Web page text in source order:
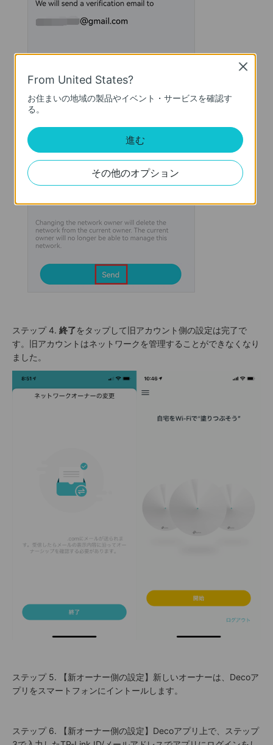
ステップ 4. 終了をタップして旧アカウント側の設定は完了で
す。旧アカウントはネットワークを管理することができなくなり
ました。
ステップ 5. 【新オーナー側の設定】新しいオーナーは、Decoア
プリをスマートフォンにイントールします。
ステップ 6. 【新オーナー側の設定】Decoアプリ上で、ステップ
From United States?
お住まいの地域の製品やイベント・サービスを確認す
る。
進む
その他のオプション
Close